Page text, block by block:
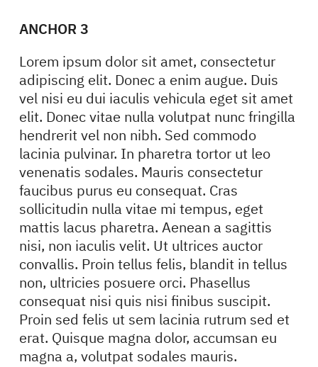
ANCHOR 3
Lorem ipsum dolor sit amet, consectetur
adipiscing elit. Donec a enim augue. Duis
vel nisi eu dui iaculis vehicula eget sit amet
elit. Donec vitae nulla volutpat nunc fringilla
hendrerit vel non nibh. Sed commodo
lacinia pulvinar. In pharetra tortor ut leo
venenatis sodales. Mauris consectetur
faucibus purus eu consequat. Cras
sollicitudin nulla vitae mi tempus, eget
mattis lacus pharetra. Aenean a sagittis
nisi, non iaculis velit. Ut ultrices auctor
convallis. Proin tellus felis, blandit in tellus
non, ultricies posuere orci. Phasellus
consequat nisi quis nisi finibus suscipit.
Proin sed felis ut sem lacinia rutrum sed et
erat. Quisque magna dolor, accumsan eu
magna a, volutpat sodales mauris.